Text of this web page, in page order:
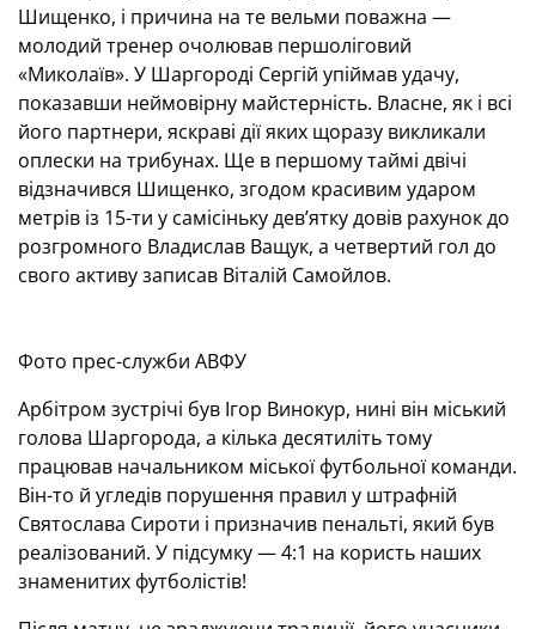
Шищенко, і причина на те вельми поважна —
молодий тренер очолював першоліговий
«Миколаїв». У Шаргороді Сергій упіймав удачу,
показавши неймовірну майстерність. Власне, як і всі
його партнери, яскраві дії яких щоразу викликали
оплески на трибунах. Ще в першому таймі двічі
відзначився Шищенко, згодом красивим ударом
метрів із 15-ти у самісіньку дев’ятку довів рахунок до
розгромного Владислав Ващук, а четвертий гол до
свого активу записав Віталій Самойлов.
Фото прес-служби АВФУ
Арбітром зустрічі був Ігор Винокур, нині він міський
голова Шаргорода, а кілька десятиліть тому
працював начальником міської футбольної команди.
Він-то й угледів порушення правил у штрафній
Святослава Сироти і призначив пенальті, який був
реалізований. У підсумку — 4:1 на користь наших
знаменитих футболістів!